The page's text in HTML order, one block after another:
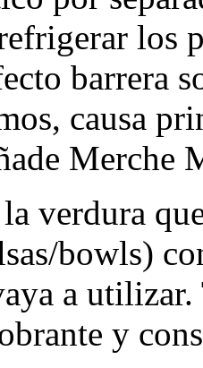
los
barrera
causa
Merche
verdura
bowls)
a
y